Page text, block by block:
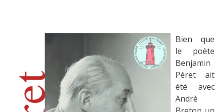
Bien que
le poète
Benjamin
Péret ait
été avec
André